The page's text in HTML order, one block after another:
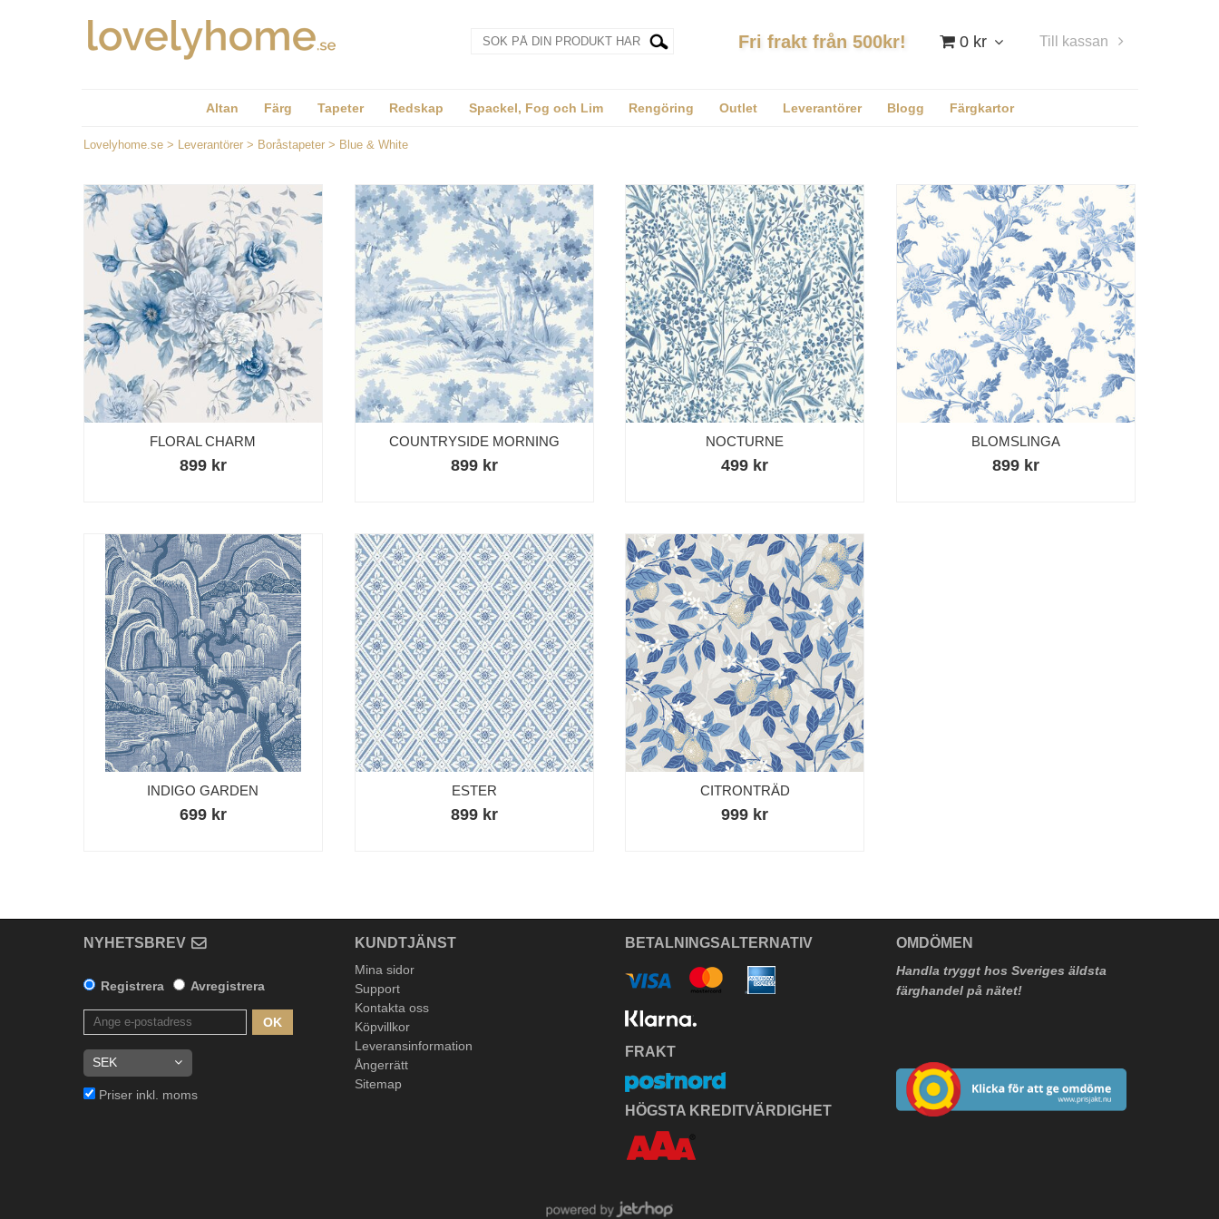
0 kr Till kassan
Fri frakt från 500kr!
Altan Färg Tapeter Redskap Spackel, Fog och Lim Rengöring Outlet Leverantörer Blogg Färgkartor
Lovelyhome.se > Leverantörer > Boråstapeter > Blue & White
FLORAL CHARM
899 kr
COUNTRYSIDE MORNING
899 kr
NOCTURNE
499 kr
BLOMSLINGA
899 kr
INDIGO GARDEN
699 kr
ESTER
899 kr
CITRONTRÄD
999 kr
NYHETSBREV
Registrera Avregistrera
OK
Priser inkl. moms
KUNDTJÄNST
Mina sidor
Support
Kontakta oss
Köpvillkor
Leveransinformation
Ångerrätt
Sitemap
BETALNINGSALTERNATIV
FRAKT
HÖGSTA KREDITVÄRDIGHET
OMDÖMEN
Handla tryggt hos Sveriges äldsta
färghandel på nätet!